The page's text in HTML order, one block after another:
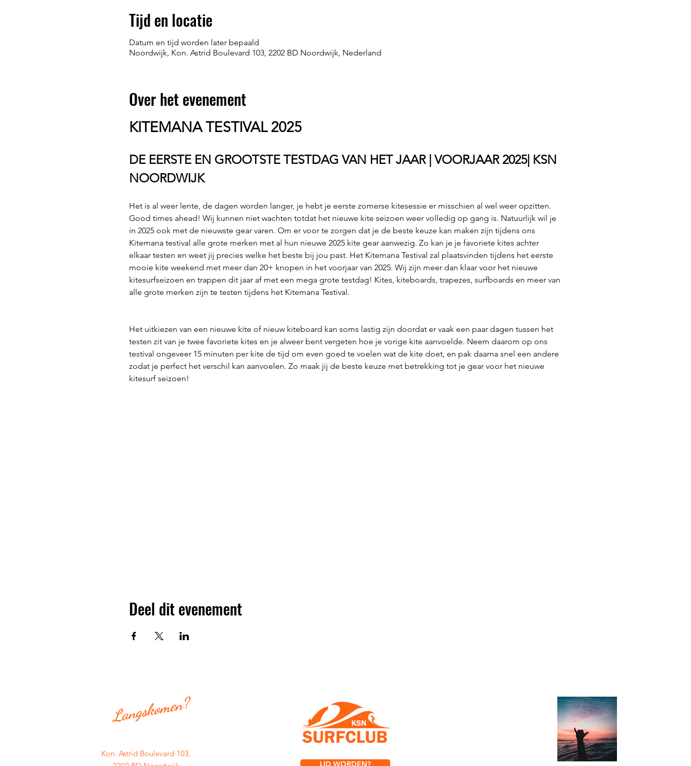
Tijd en locatie
Datum en tijd worden later bepaald
Noordwijk, Kon. Astrid Boulevard 103, 2202 BD Noordwijk, Nederland
Over het evenement
KITEMANA TESTIVAL 2025
DE EERSTE EN GROOTSTE TESTDAG VAN HET JAAR | VOORJAAR 2025| KSN
NOORDWIJK
Het is al weer lente, de dagen worden langer, je hebt je eerste zomerse kitesessie er misschien al wel weer opzitten.
Good times ahead! Wij kunnen niet wachten totdat het nieuwe kite seizoen weer volledig op gang is. Natuurlijk wil je
in 2025 ook met de nieuwste gear varen. Om er voor te zorgen dat je de beste keuze kan maken zijn tijdens ons
Kitemana testival alle grote merken met al hun nieuwe 2025 kite gear aanwezig. Zo kan je je favoriete kites achter
elkaar testen en weet jij precies welke het beste bij jou past. Het Kitemana Testival zal plaatsvinden tijdens het eerste
mooie kite weekend met meer dan 20+ knopen in het voorjaar van 2025. Wij zijn meer dan klaar voor het nieuwe
kitesurfseizoen en trappen dit jaar af met een mega grote testdag! Kites, kiteboards, trapezes, surfboards en meer van
alle grote merken zijn te testen tijdens het Kitemana Testival.
Het uitkiezen van een nieuwe kite of nieuw kiteboard kan soms lastig zijn doordat er vaak een paar dagen tussen het
testen zit van je twee favoriete kites en je alweer bent vergeten hoe je vorige kite aanvoelde. Neem daarom op ons
testival ongeveer 15 minuten per kite de tijd om even goed te voelen wat de kite doet, en pak daarna snel een andere
zodat je perfect het verschil kan aanvoelen. Zo maak jij de beste keuze met betrekking tot je gear voor het nieuwe
kitesurf seizoen!
Deel dit evenement
Langskomen?
Kon. Astrid Boulevard 103,